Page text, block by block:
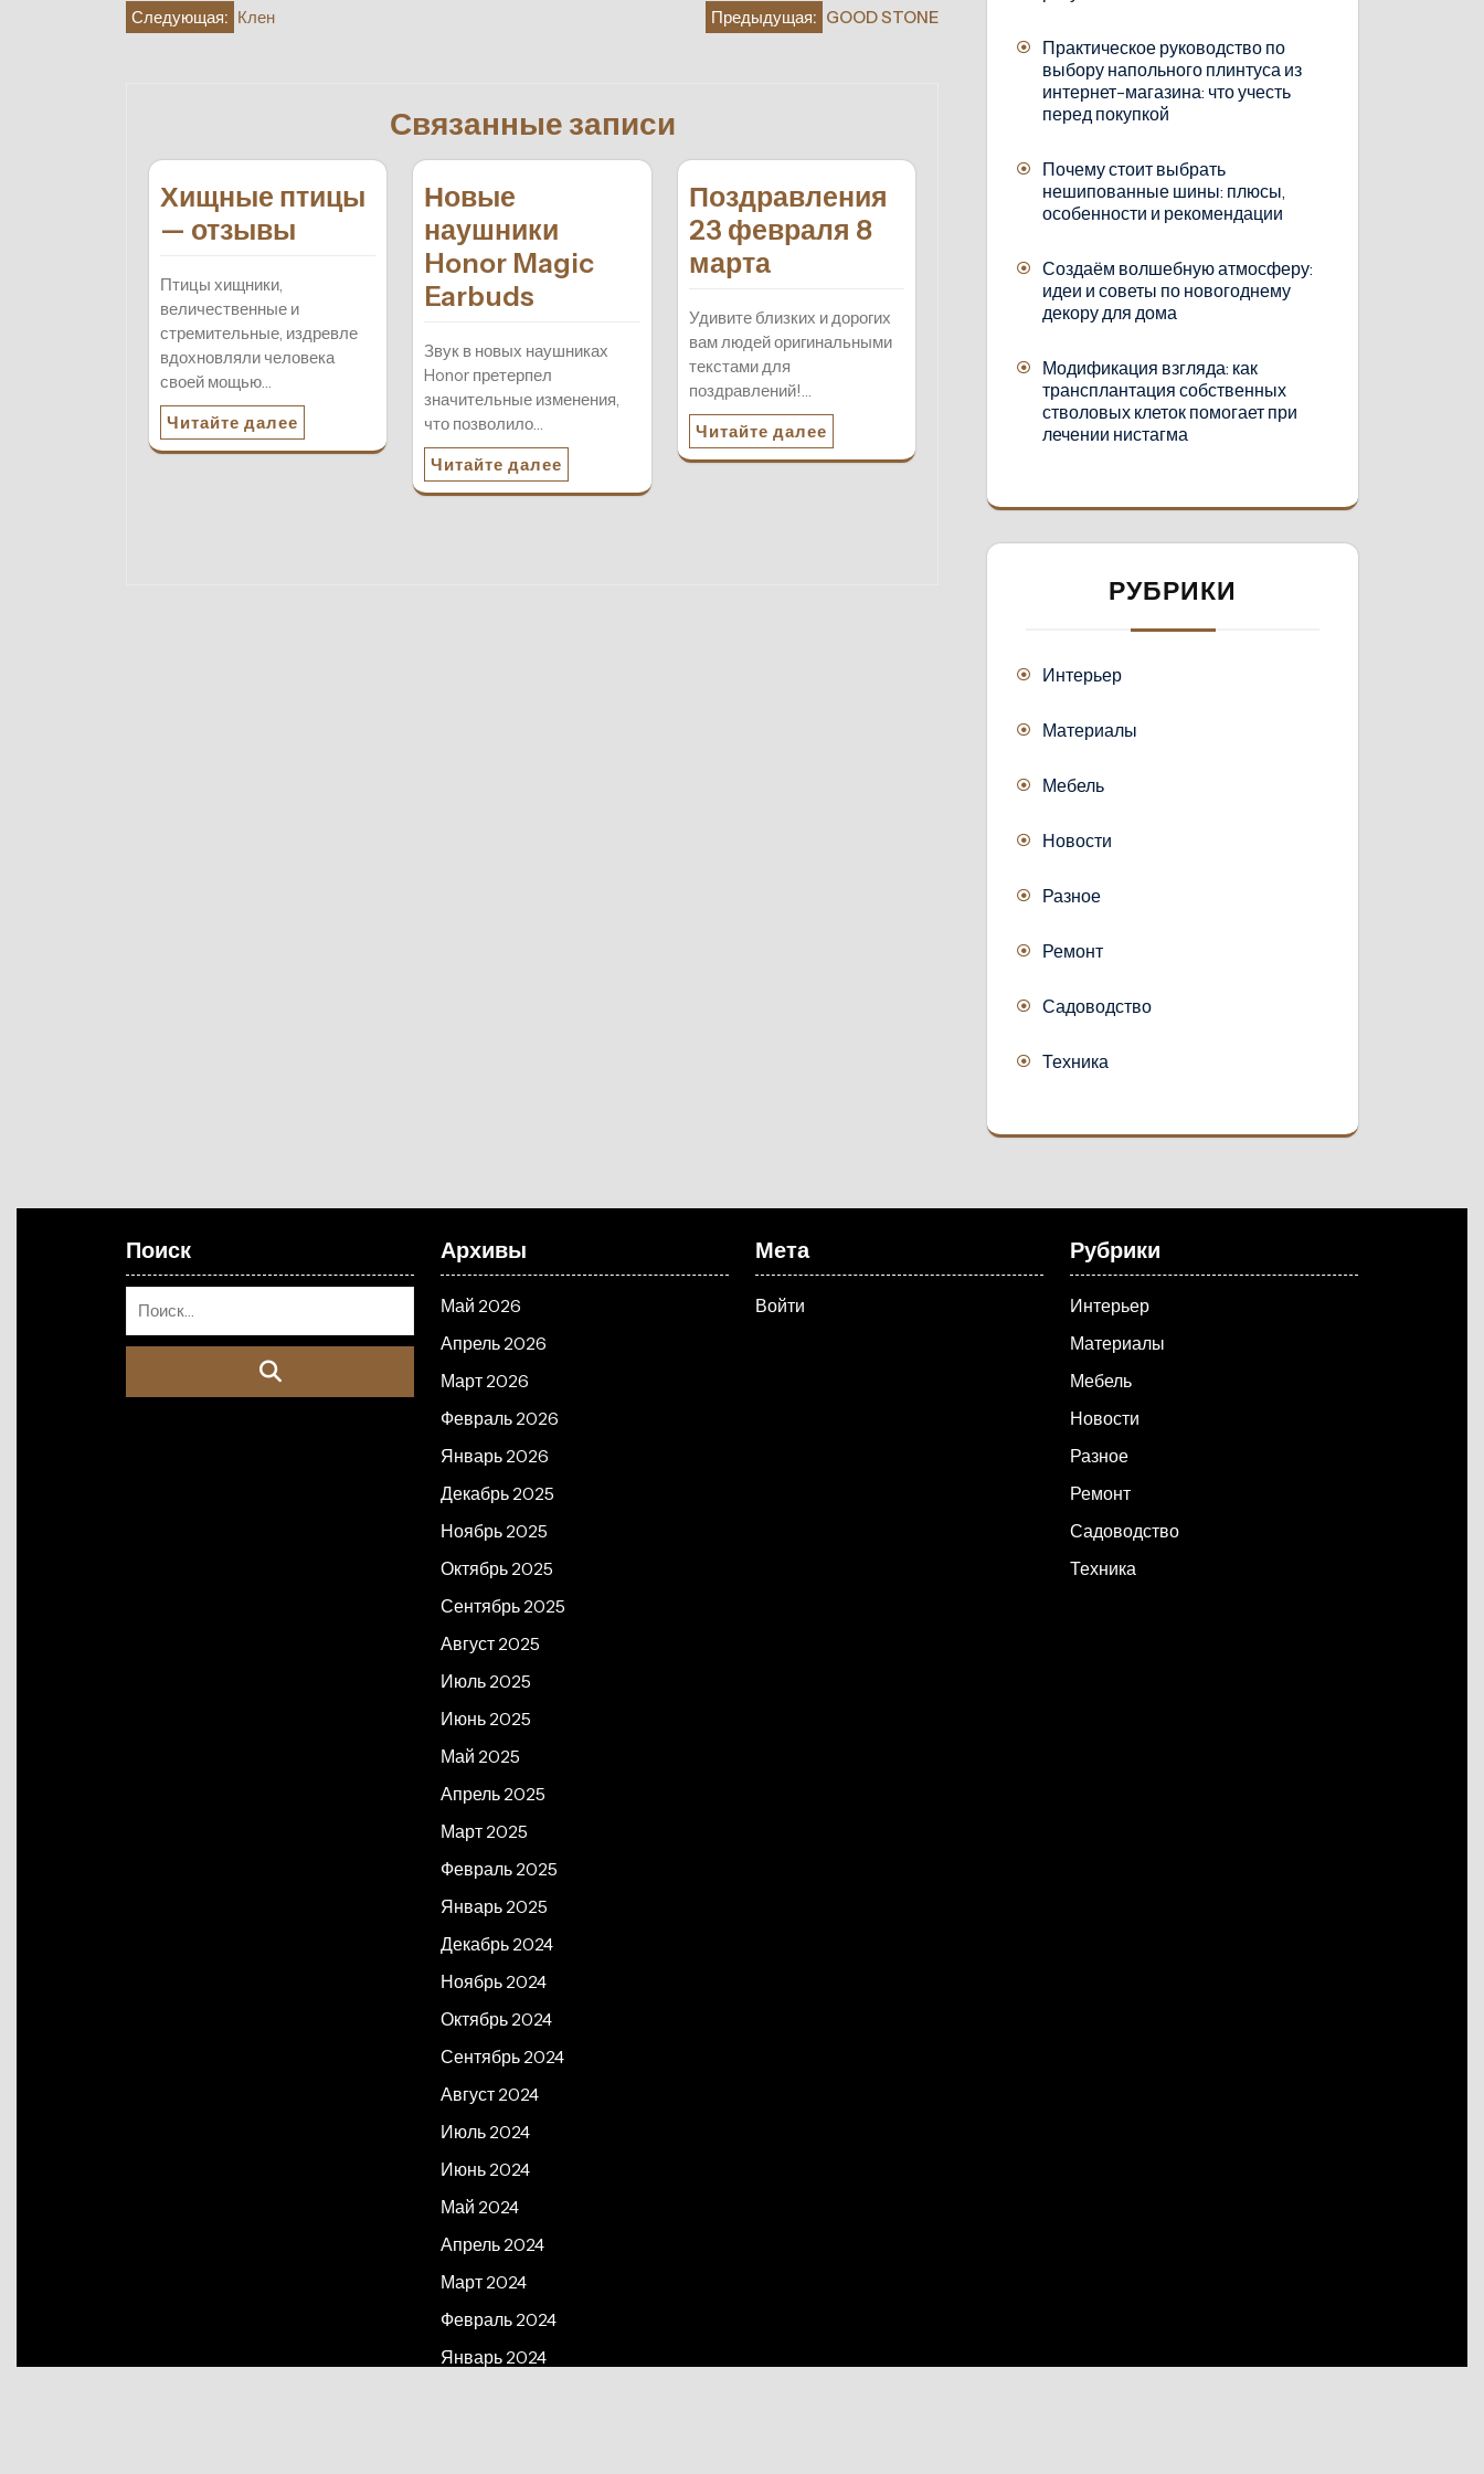
Навигация
Предыдущая: GOOD STONE
Следующая: Клен
Связанные записи
Хищные птицы
— отзывы
Птицы хищники,
величественные и
стремительные, издревле
вдохновляли человека
своей мощью…
Читайте далее
Новые
наушники
Honor Magic
Earbuds
Звук в новых наушниках
Honor претерпел
значительные изменения,
что позволило…
Читайте далее
Поздравления
23 февраля 8
марта
Удивите близких и дорогих
вам людей оригинальными
текстами для
поздравлений!…
Читайте далее
Практическое руководство по
выбору напольного плинтуса из
интернет-магазина: что учесть
перед покупкой
Почему стоит выбрать
нешипованные шины: плюсы,
особенности и рекомендации
Создаём волшебную атмосферу:
идеи и советы по новогоднему
декору для дома
Модификация взгляда: как
трансплантация собственных
стволовых клеток помогает при
лечении нистагма
РУБРИКИ
Интерьер
Материалы
Мебель
Новости
Разное
Ремонт
Садоводство
Техника
Поиск Архивы
Май 2026
Апрель 2026
Март 2026
Февраль 2026
Январь 2026
Декабрь 2025
Ноябрь 2025
Октябрь 2025
Сентябрь 2025
Август 2025
Июль 2025
Июнь 2025
Май 2025
Апрель 2025
Март 2025
Февраль 2025
Январь 2025
Декабрь 2024
Ноябрь 2024
Октябрь 2024
Сентябрь 2024
Август 2024
Июль 2024
Июнь 2024
Май 2024
Апрель 2024
Март 2024
Февраль 2024
Январь 2024
Мета
Войти
Рубрики
Интерьер
Материалы
Мебель
Новости
Разное
Ремонт
Садоводство
Техника